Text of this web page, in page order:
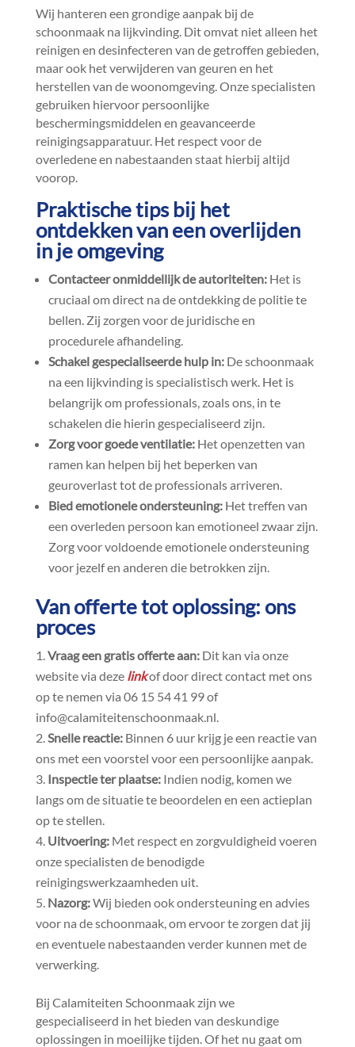
Wij hanteren een grondige aanpak bij de
schoonmaak na lijkvinding.​ Dit omvat niet alleen het
reinigen en desinfecteren van de getroffen gebieden,
maar ook het verwijderen van geuren en het
herstellen van de woonomgeving.​ Onze specialisten
gebruiken hiervoor persoonlijke
beschermingsmiddelen en geavanceerde
reinigingsapparatuur.​ Het respect voor de
overledene en nabestaanden staat hierbij altijd
voorop.​
Praktische tips bij het
ontdekken van een overlijden
in je omgeving
Contacteer onmiddellijk de autoriteiten:Het is
cruciaal om direct na de ontdekking de politie te
bellen.​ Zij zorgen voor de juridische en
procedurele afhandeling.​
Schakel gespecialiseerde hulp in:De schoonmaak
na een lijkvinding is specialistisch werk.​ Het is
belangrijk om professionals, zoals ons, in te
schakelen die hierin gespecialiseerd zijn.​
Zorg voor goede ventilatie:Het openzetten van
ramen kan helpen bij het beperken van
geuroverlast tot de professionals arriveren.​
Bied emotionele ondersteuning:Het treffen van
een overleden persoon kan emotioneel zwaar zijn.​
Zorg voor voldoende emotionele ondersteuning
voor jezelf en anderen die betrokken zijn.​
Van offerte tot oplossing: ons
proces
Vraag een gratis offerte aan:Dit kan via onze
website via deze linkof door direct contact met ons
op te nemen via 06 15 54 41 99 of
info@calamiteitenschoonmaak.​nl.​
Snelle reactie:Binnen 6 uur krijg je een reactie van
ons met een voorstel voor een persoonlijke aanpak.​
Inspectie ter plaatse:Indien nodig, komen we
langs om de situatie te beoordelen en een actieplan
op te stellen.​
Uitvoering:Met respect en zorgvuldigheid voeren
onze specialisten de benodigde
reinigingswerkzaamheden uit.​
Nazorg:Wij bieden ook ondersteuning en advies
voor na de schoonmaak, om ervoor te zorgen dat jij
en eventuele nabestaanden verder kunnen met de
verwerking.​
Bij Calamiteiten Schoonmaak zijn we
gespecialiseerd in het bieden van deskundige
oplossingen in moeilijke tijden.​ Of het nu gaat om